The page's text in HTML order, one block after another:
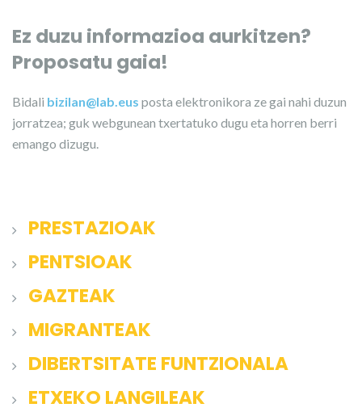
Ez duzu informazioa aurkitzen?
Proposatu gaia!
Bidali bizilan@lab.eus posta elektronikora ze gai nahi duzun
jorratzea; guk webgunean txertatuko dugu eta horren berri
emango dizugu.
PRESTAZIOAK
PENTSIOAK
GAZTEAK
MIGRANTEAK
DIBERTSITATE FUNTZIONALA
ETXEKO LANGILEAK